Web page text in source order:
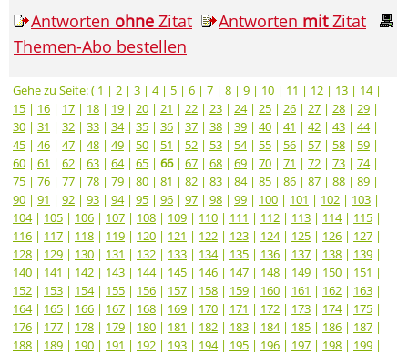
Antworten ohne Zitat Antworten mitZitat
Themen-Abo bestellen
Gehe zu Seite: ( 1 | 2 | 3 | 4| 5 | 6 | 7 | 8 | 9 | 10 | 11 | 12 | 13 | 14|
15 | 16 | 17 | 18 | 19 | 20 | 21 | 22 | 23 | 24| 25 | 26 | 27 | 28 | 29 |
30 | 31 | 32 | 33 | 34| 35 | 36 | 37 | 38 | 39 | 40 | 41 | 42 | 43 | 44|
45 | 46 | 47 | 48 | 49 | 50 | 51 | 52 | 53 | 54| 55 | 56 | 57 | 58 | 59 |
60 | 61 | 62 | 63 | 64| 65 | 66| 67 | 68 | 69 | 70 | 71 | 72 | 73 | 74|
75 | 76 | 77 | 78 | 79 | 80 | 81 | 82 | 83 | 84| 85 | 86 | 87 | 88 | 89 |
90 | 91 | 92 | 93 | 94| 95 | 96 | 97 | 98 | 99 | 100 | 101 | 102 | 103 |
104| 105 | 106 | 107 | 108 | 109 | 110 | 111 | 112 | 113 | 114| 115 |
116 | 117 | 118 | 119 | 120 | 121 | 122 | 123 | 124| 125 | 126 | 127 |
128 | 129 | 130 | 131 | 132 | 133 | 134| 135 | 136 | 137 | 138 | 139 |
140 | 141 | 142 | 143 | 144| 145 | 146 | 147 | 148 | 149 | 150 | 151 |
152 | 153 | 154| 155 | 156 | 157 | 158 | 159 | 160 | 161 | 162 | 163 |
164| 165 | 166 | 167 | 168 | 169 | 170 | 171 | 172 | 173 | 174| 175 |
176 | 177 | 178 | 179 | 180 | 181 | 182 | 183 | 184| 185 | 186 | 187 |
188 | 189 | 190 | 191 | 192 | 193 | 194| 195 | 196 | 197 | 198 | 199 |